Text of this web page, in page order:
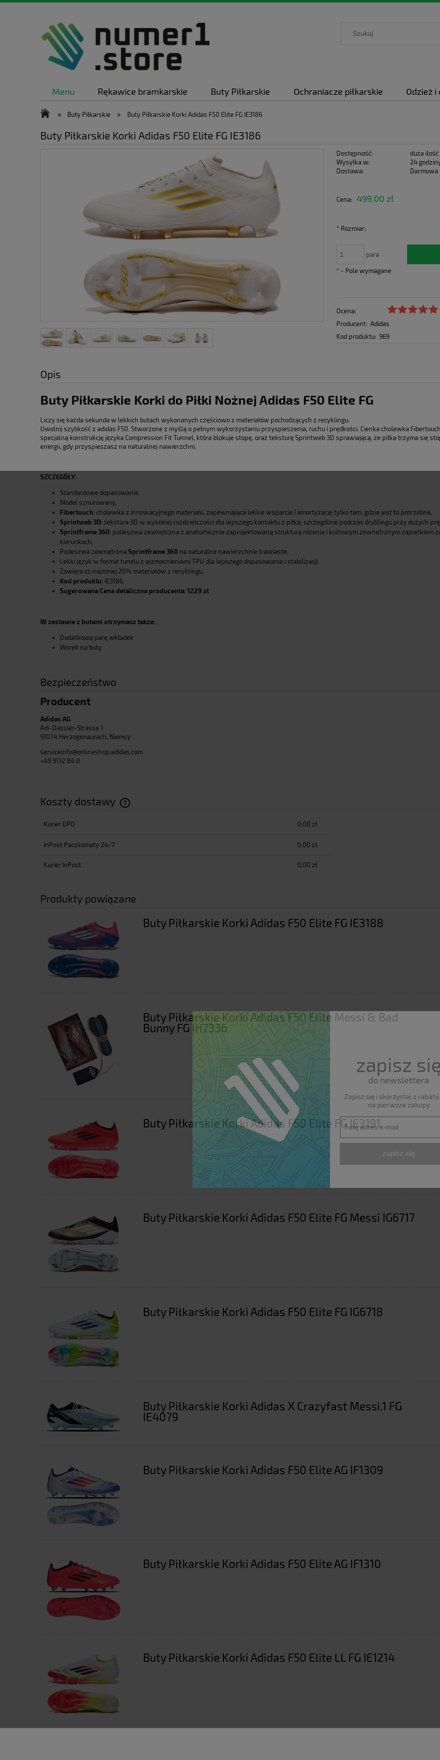
Menu Rękawice bramkarskie Buty Piłkarskie Ochraniacze piłkarskie Odzież i
» Buty Piłkarskie » Buty Piłkarskie Korki Adidas F50 Elite FG IE3186
Buty Piłkarskie Korki Adidas F50 Elite FG IE3186
Dostępność:
duża ilość
Wysyłka w:
24
Dostawa:
Darmowa
płatnościCena: 499,00 zł
* Rozmiar:
para
* - Pole wymagane
Ocena:
Producent: Adidas
Kod produktu: 969
Opis
Buty Piłkarskie Korki do Piłki Nożnej Adidas F50 Elite FG
Liczy się każda sekunda w lekkich butach wykonanych częściowo z materiałów pochodzących z recyklingu.
Uwolnij szybkość z adidas F50. Stworzone z myślą o pełnym wykorzystaniu przyspieszenia, ruchu i prędkości. Cienka cholewka
specjalną konstrukcję języka Compression Fit Tunnel, która blokuje stopę, oraz teksturę Sprintweb 3D sprawiającą, że piłka trzyma się
energii, gdy przyspieszasz na naturalnej nawierzchni.
SZCZEGÓŁY:
Standardowe dopasowanie,
Model sznurowany,
Fibertouch: cholewka z innowacyjnego materiału, zapewniająca lekkie wsparcie i amortyzację tylko tam, gdzie jest to potrzebne,
Sprintweb 3D: tekstura 3D w wysokiej rozdzielczości dla lepszego kontaktu z piłką, szczególnie podczas dryblingu przy dużych
Sprintframe 360: podeszwa zewnętrzna z anatomicznie zaprojektowaną strukturą rdzenia i kultowym zewnętrznym zapiętkiem
kierunkach,
Podeszwa zewnętrzna Sprintframe 360 na naturalne nawierzchnie trawiaste,
Lekki język w formie tunelu z wzmocnieniami TPU dla lepszego dopasowania i stabilizacji.
Zawiera co najmniej 20% materiałów z recyklingu,
Kod produktu: IE3186,
Sugerowana Cena detaliczna producenta: 1229 zł
W zestawie z butami otrzymasz także:
Dodatkową parę wkładek
Worek na buty
Bezpieczeństwo
Producent
Adidas AG
Adi-Dassler-Strasse 1
91074 Herzogenaurach, Niemcy
serviceinfo@onlineshop.adidas.com
+49 9132 84 0
Koszty dostawy
Kurier DPD 0,00 zł
InPost Paczkomaty 24/7 0,00 zł
Kurier InPost 0,00 zł
Produkty powiązane
Buty Piłkarskie Korki Adidas F50 Elite FG IE3188
Buty Piłkarskie Korki Adidas F50 Elite Messi & Bad
Bunny FG IH7336
Buty Piłkarskie Korki Adidas F50 Elite FG IE3191
Buty Piłkarskie Korki Adidas F50 Elite FG Messi IG6717
Buty Piłkarskie Korki Adidas F50 Elite FG IG6718
Buty Piłkarskie Korki Adidas X Crazyfast Messi.1 FG
IE4079
Buty Piłkarskie Korki Adidas F50 Elite AG IF1309
Buty Piłkarskie Korki Adidas F50 Elite AG IF1310
Buty Piłkarskie Korki Adidas F50 Elite LL FG IE1214
zapisz się
do newslettera
Zapisz się i skorzystaj z
na pierwsze zakupy
zapisz się